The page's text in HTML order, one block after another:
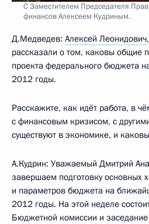
С Заместителем Председателя
финансов Алексеем Кудриным.
Д.Медведев: Алексей Леонидович
рассказали о том, каковы общие
проекта федерального бюджета
2012 годы.
Расскажите, как идёт работа, в
с финансовым кризисом, с
существуют в экономике, и
А.Кудрин: Уважаемый Дмитрий
завершаем подготовку основных
и параметров бюджета на
2012 годы. На этой неделе
Бюджетной комиссии и